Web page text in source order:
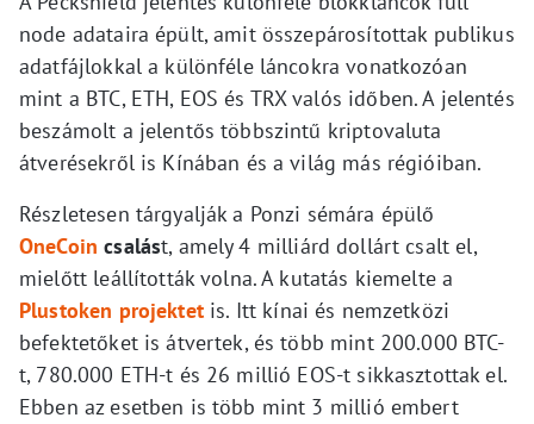
node adataira épült, amit összepárosítottak publikus
adatfájlokkal a különféle láncokra vonatkozóan
mint a BTC, ETH, EOS és TRX valós időben. A jelentés
beszámolt a jelentős többszintű kriptovaluta
átverésekről is Kínában és a világ más régióiban.
Részletesen tárgyalják a Ponzi sémára épülő
OneCoin csalást, amely 4 milliárd dollárt csalt el,
mielőtt leállították volna. A kutatás kiemelte a
Plustoken projektetis. Itt kínai és nemzetközi
befektetőket is átvertek, és több mint 200.000 BTC-
t, 780.000 ETH-t és 26 millió EOS-t sikkasztottak el.
Ebben az esetben is több mint 3 millió embert